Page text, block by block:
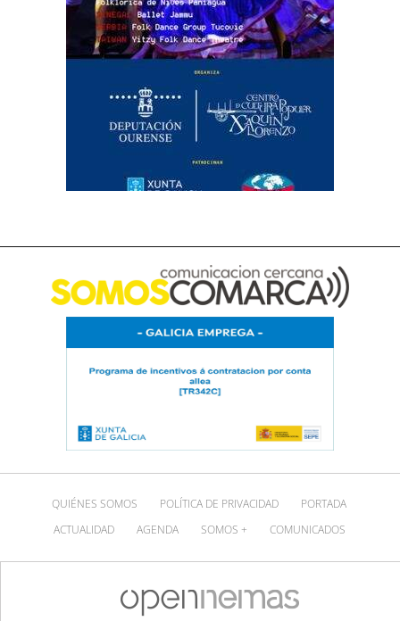
QUIÉNES SOMOS POLÍTICA DE PRIVACIDAD
PORTADA
ACTUALIDAD
AGENDA SOMOS + COMUNICADOS